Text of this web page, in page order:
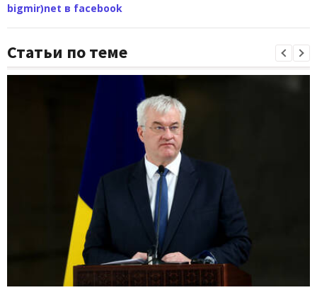
bigmir)net в facebook
Статьи по теме